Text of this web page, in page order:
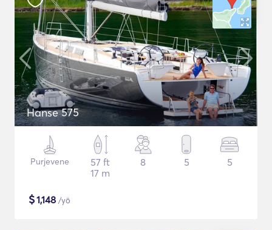
Hanse 575
Purjevene
57 ft
17 m
8 5 5
$1,148 /yö